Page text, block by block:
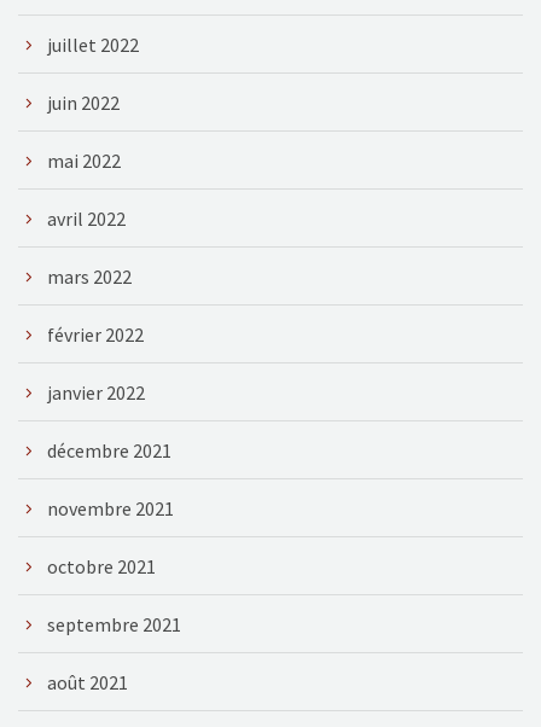
juillet 2022
juin 2022
mai 2022
avril 2022
mars 2022
février 2022
janvier 2022
décembre 2021
novembre 2021
octobre 2021
septembre 2021
août 2021